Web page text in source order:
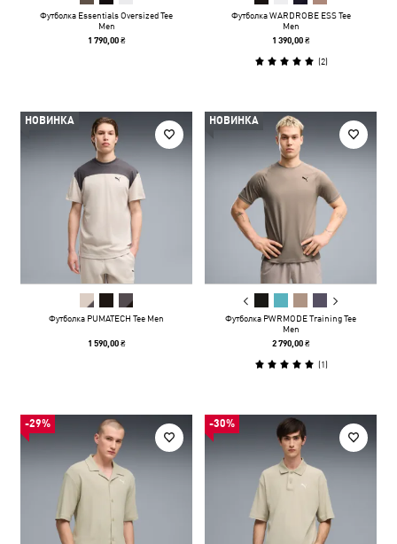
Футболка Essentials Oversized Tee
Men
1 790,00 ₴
Футболка WARDROBE ESS Tee
Men
1 390,00 ₴
(2)
НОВИНКА
Футболка PUMATECH Tee Men
1 590,00 ₴
НОВИНКА
Футболка PWRMODE Training Tee
Men
2 790,00 ₴
(1)
-29% -30%